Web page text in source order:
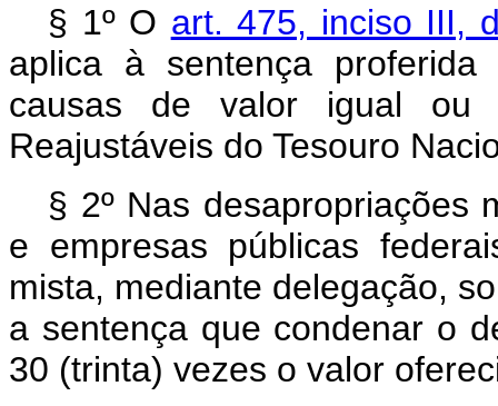
§ 1º O art. 475, inciso III,
aplica à sentença
causas de valor igual ou
Reajustáveis do Tesouro
§ 2º Nas desapropriações
e empresas públicas
mista, mediante delegação,
a sentença que condenar o
30 (trinta) vezes o valor